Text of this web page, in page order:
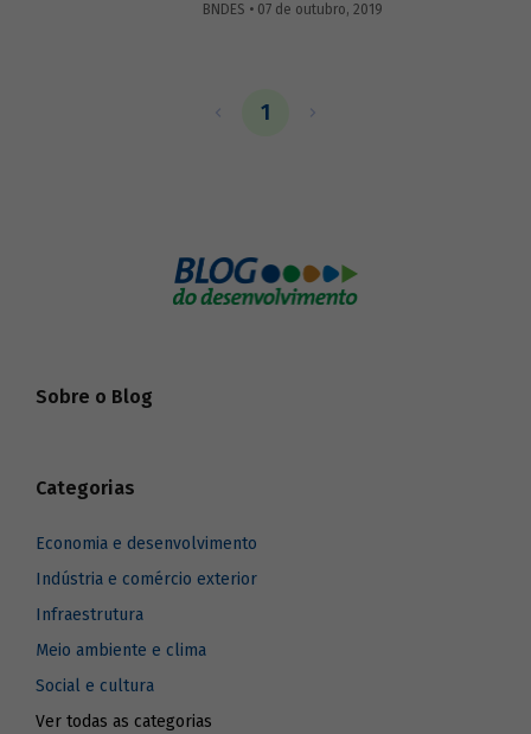
econômico brasileiro até 2014 e pela
setor investiram em capacidade produtiva,
nos últimos anos, a produção física tenha
acompanhado a desaceleração da
dinâmica econômica do país, as empresas
BNDES • 07 de outubro, 2019
1
Sobre o Blog
Categorias
Economia e desenvolvimento
Indústria e comércio exterior
Infraestrutura
Meio ambiente e clima
Social e cultura
Ver todas as categorias